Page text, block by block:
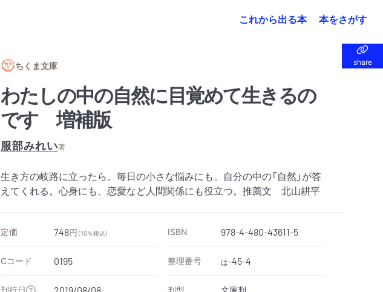
これから出る本 本をさがす
share
share
ちくま文庫
わたしの中の自然に目覚めて生きるの
です 増補版
服部みれい著
生き方の岐路に立ったら。毎日の小さな悩みにも。自分の中の「自然」が答
えてくれる。心身にも、恋愛など人間関係にも役立つ。推薦文 北山耕平
定価 748円 （10％税込） ISBN 978-4-480-43611-5
Cコード 0195 整理番号 は-45-4